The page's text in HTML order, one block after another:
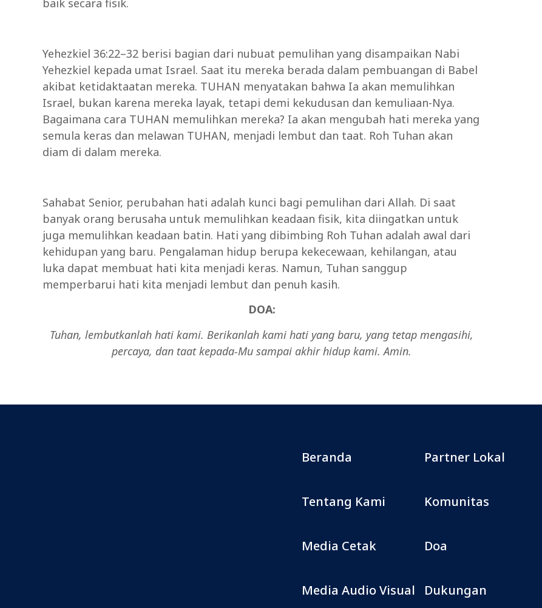
baik secara fisik.
Yehezkiel 36:22–32 berisi bagian dari nubuat pemulihan yang disampaikan Nabi
Yehezkiel kepada umat Israel. Saat itu mereka berada dalam pembuangan di Babel
akibat ketidaktaatan mereka. TUHAN menyatakan bahwa Ia akan memulihkan
Israel, bukan karena mereka layak, tetapi demi kekudusan dan kemuliaan-Nya.
Bagaimana cara TUHAN memulihkan mereka? Ia akan mengubah hati mereka yang
semula keras dan melawan TUHAN, menjadi lembut dan taat. Roh Tuhan akan
diam di dalam mereka.
Sahabat Senior, perubahan hati adalah kunci bagi pemulihan dari Allah. Di saat
banyak orang berusaha untuk memulihkan keadaan fisik, kita diingatkan untuk
juga memulihkan keadaan batin. Hati yang dibimbing Roh Tuhan adalah awal dari
kehidupan yang baru. Pengalaman hidup berupa kekecewaan, kehilangan, atau
luka dapat membuat hati kita menjadi keras. Namun, Tuhan sanggup
memperbarui hati kita menjadi lembut dan penuh kasih.
DOA:
Tuhan, lembutkanlah hati kami. Berikanlah kami hati yang baru, yang tetap mengasihi,
percaya, dan taat kepada-Mu sampai akhir hidup kami. Amin.
Beranda
Tentang Kami
Media Cetak
Media Audio Visual
Partner Lokal
Komunitas
Doa
Dukungan